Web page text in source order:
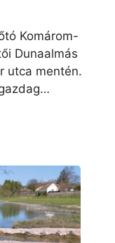
Komárom-
Dunaalmás
utca mentén.